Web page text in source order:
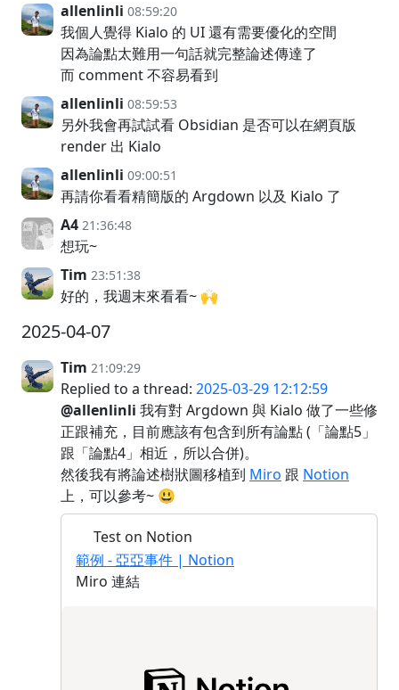
allenlinli 08:59:20
我個人覺得 Kialo 的 UI 還有需要優化的空間
因為論點太難用一句話就完整論述傳達了
而 comment 不容易看到
allenlinli 08:59:53
另外我會再試試看 Obsidian 是否可以在網頁版
render 出 Kialo
allenlinli 09:00:51
再請你看看精簡版的 Argdown 以及 Kialo 了
A4 21:36:48
想玩~
Tim 23:51:38
好的，我週末來看看~ 🙌
2025-04-07
Tim 21:09:29
Replied to a thread: 2025-03-29 12:12:59
@allenlinli 我有對 Argdown 與 Kialo 做了一些修
正跟補充，目前應該有包含到所有論點 (「論點5」
跟「論點4」相近，所以合併)。
然後我有將論述樹狀圖移植到 Miro 跟 Notion
上，可以參考~ 😃
Test on Notion
範例 - 亞亞事件 | Notion
Miro 連結